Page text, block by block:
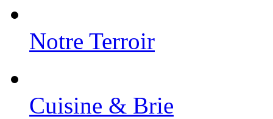
Notre Terroir
Cuisine & Brie